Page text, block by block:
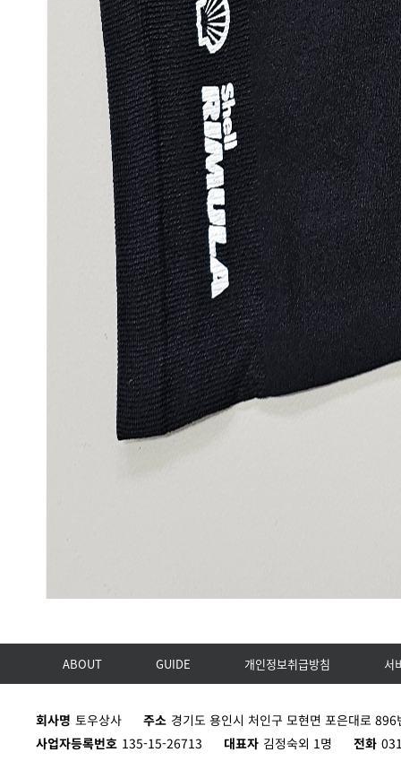
ABOUT GUIDE 개인정보취급방침 서
회사명 토우상사 주소 경기도 용인시 처인구 모현면 포은대로
사업자등록번호 135-15-26713 대표자 김정숙외 1명 전화